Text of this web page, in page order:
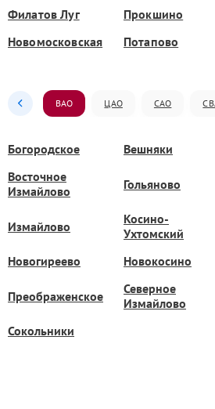
Филатов Луг Прокшино
Новомосковская
Потапово
ВАО ЦАО САО
Богородское Вешняки
Восточное
Измайлово
Гольяново
Измайлово
Косино-
Ухтомский
Новогиреево Новокосино
Преображенское
Северное
Измайлово
Сокольники